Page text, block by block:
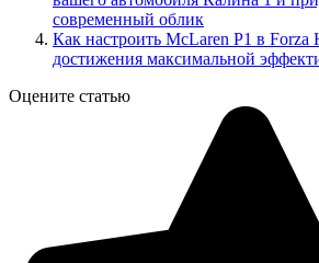
современный облик
Как настроить McLaren P1 в Forza
достижения максимальной
Оцените статью